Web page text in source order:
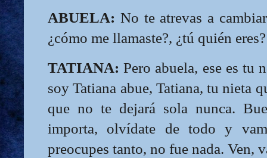
ABUELA: No te atrevas a
¿cómo me llamaste?, ¿tú quién eres?
TATIANA: Pero abuela, ese es tu
soy Tatiana abue, Tatiana, tu nieta
que no te dejará sola nunca.
importa, olvídate de todo y
preocupes tanto, no fue nada. Ven,